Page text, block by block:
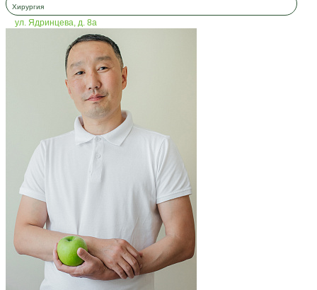
Хирургия
ул. Ядринцева, д. 8а